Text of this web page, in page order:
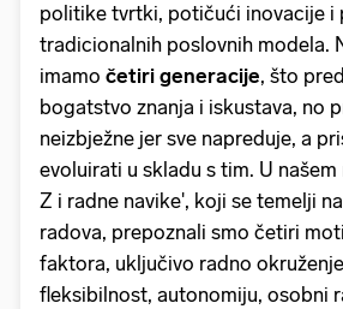
politike tvrtki, potičući inovacije i
tradicionalnih poslovnih modela.
imamo četiri generacije, što
bogatstvo znanja i iskustava, no
neizbježne jer sve napreduje, a
evoluirati u skladu s tim. U
Z i radne navike', koji se temelji
radova, prepoznali smo četiri
faktora, uključivo radno
fleksibilnost, autonomiju, osobni